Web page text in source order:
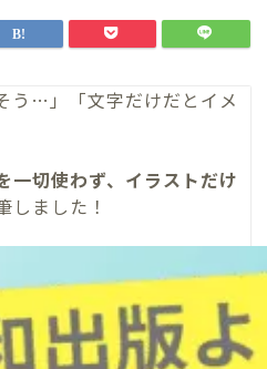
う…」「文字だけだとイメ
一切使わず、イラストだけ
しました！